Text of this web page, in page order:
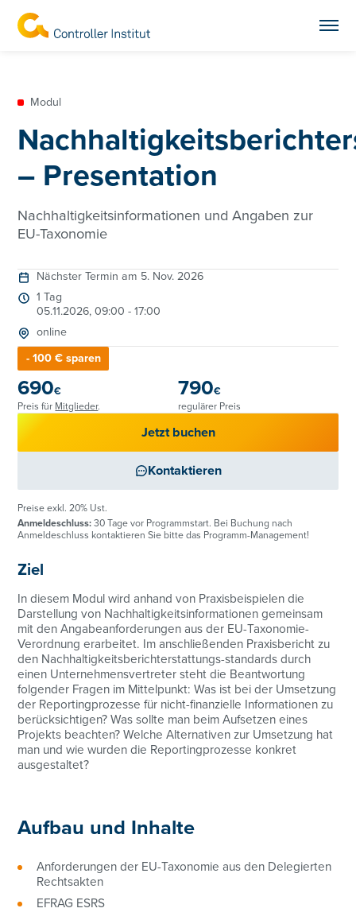
Modul
– Presentation
Nachhaltigkeitsinformationen und Angaben zur
EU-Taxonomie
Ziel
In diesem Modul wird anhand von Praxisbeispielen die
Darstellung von Nachhaltigkeitsinformationen gemeinsam
mit den Angabeanforderungen aus der EU-Taxonomie-
Verordnung erarbeitet. Im anschließenden Praxisbericht zu
den Nachhaltigkeitsberichterstattungs-standards durch
einen Unternehmensvertreter steht die Beantwortung
folgender Fragen im Mittelpunkt: Was ist bei der Umsetzung
der Reportingprozesse für nicht-finanzielle Informationen zu
berücksichtigen? Was sollte man beim Aufsetzen eines
Projekts beachten? Welche Alternativen zur Umsetzung hat
man und wie wurden die Reportingprozesse konkret
ausgestaltet?
Aufbau und Inhalte
Anforderungen der EU-Taxonomie aus den Delegierten
Rechtsakten
EFRAG ESRS
Nächster Termin am 5. Nov. 2026
1 Tag
05.11.2026, 09:00 - 17:00
online
- 100 € sparen
690€
Preis für Mitglieder.
790€
regulärer Preis
Jetzt buchen
Kontaktieren
Preise exkl. 20% Ust.
Anmeldeschluss: 30 Tage vor Programmstart. Bei Buchung nach
Anmeldeschluss kontaktieren Sie bitte das Programm-Management!